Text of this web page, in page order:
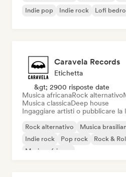
Indie pop
Indie rock Lofi
Caravela Records
Etichetta
&gt; 2900 risposte date
Musica africanaRock alternativo
Musica classicaDeep house
Ingaggiare artisti o pubblicare la
Rock alternativo Musica
Indie rock
Pop rock
Rock &
Musica africana